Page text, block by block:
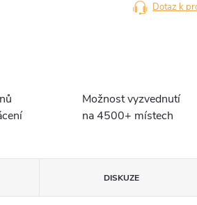
Dotaz k
Možnost vyzvednutí
na 4500+ místech
DISKUZE